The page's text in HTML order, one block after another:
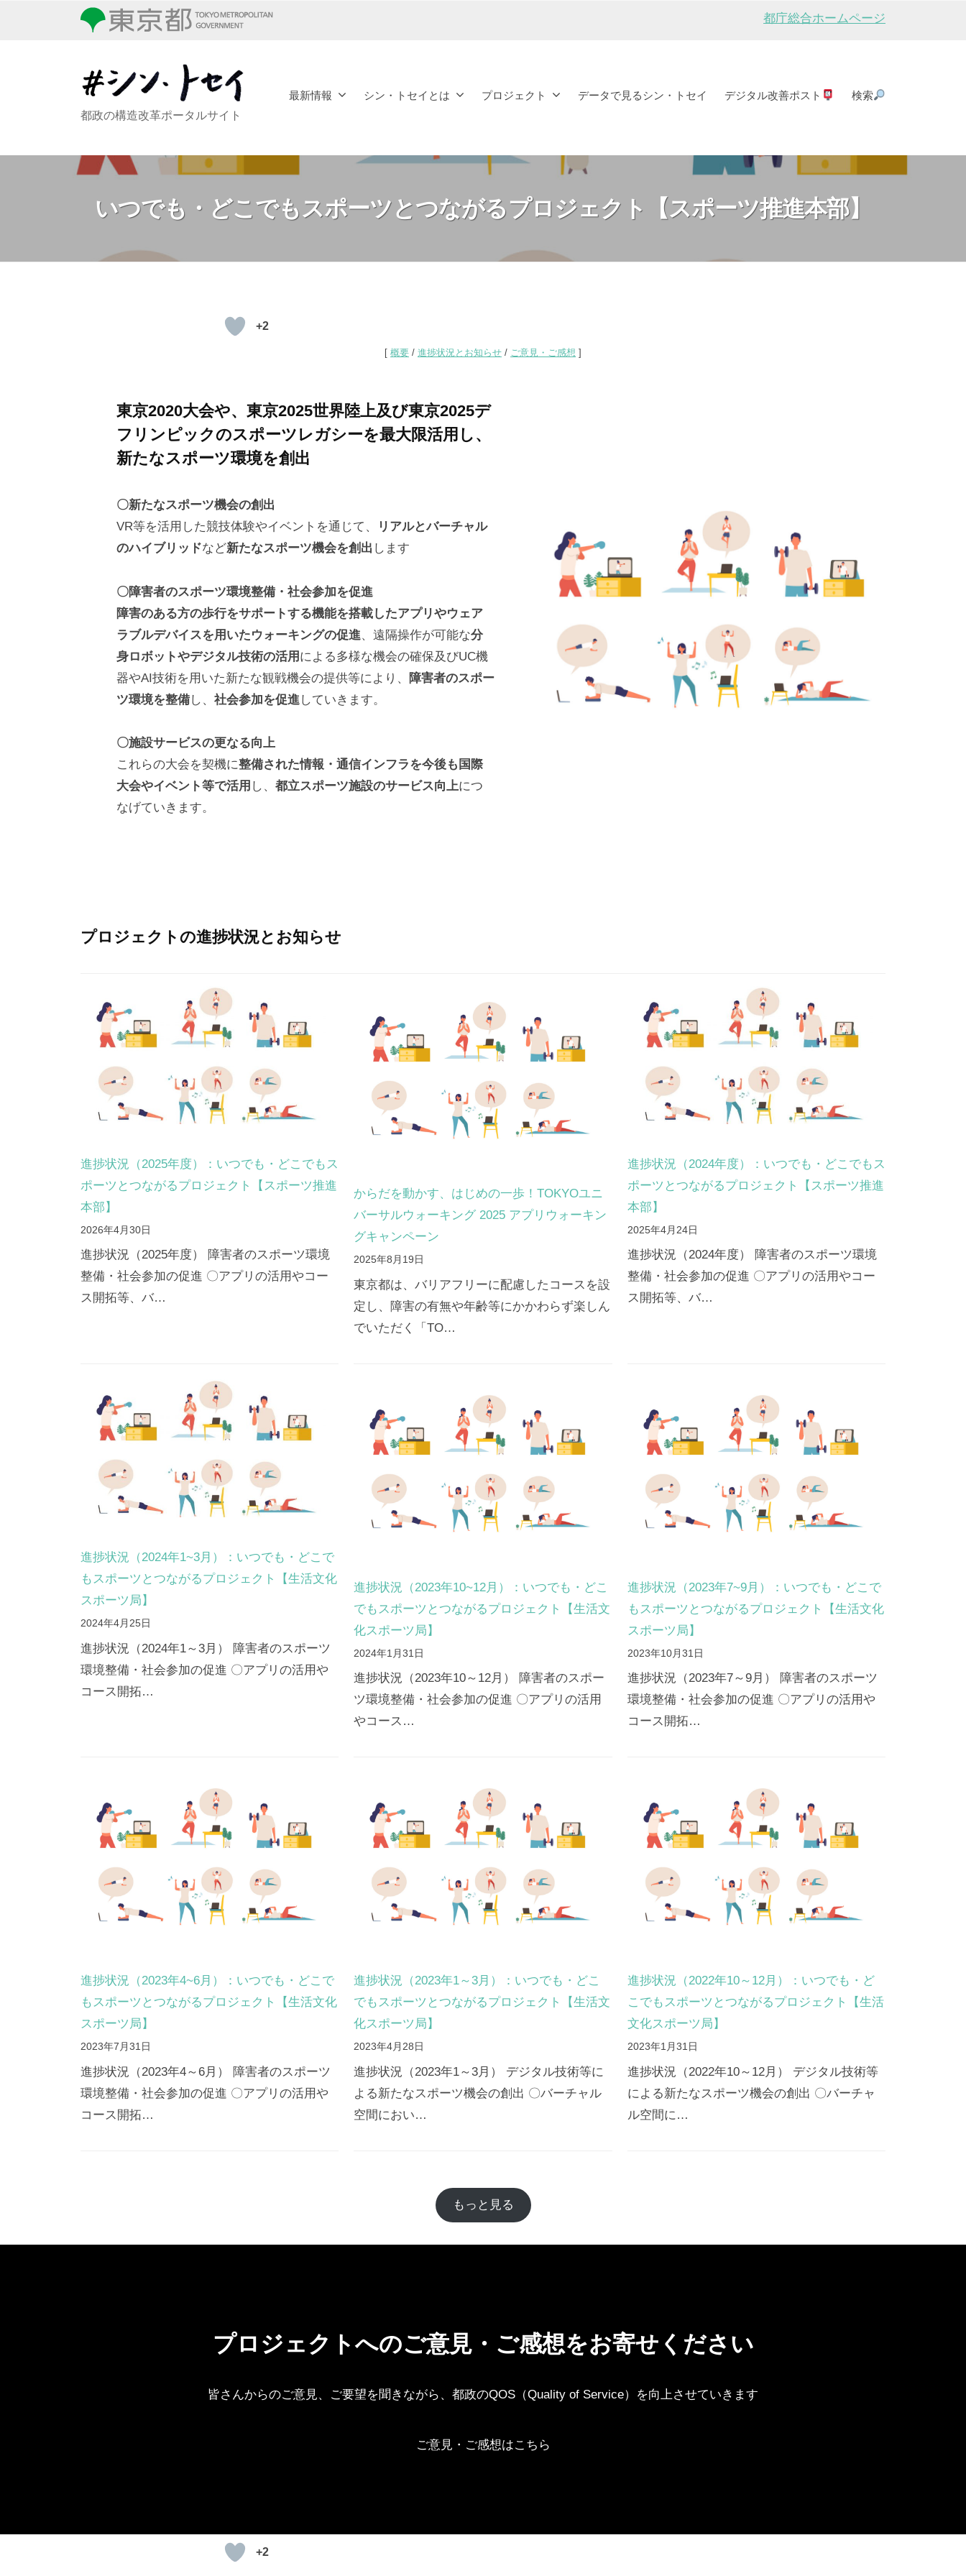
都庁総合ホームページ
シ
・
都政の構造改革ポータルサイト
最新情報 シン・トセイとは プロジェクト データで見るシン・トセイ デジタル改善ポスト 検索
いつでも・どこでもスポーツとつながるプロジェクト【スポーツ推進本部】
い
も・
ど
こ
で
ス
ポ
ー
ツ
と
つ
ロ
ェ
ク
ト
【ス
ー
推
進
6
日
by
+2
[ 概要 / 進捗状況とお知らせ / ご意見・ご感想 ]
東京2020大会や、東京2025世界陸上及び東京2025デ
フリンピックのスポーツレガシーを最大限活用し、
新たなスポーツ環境を創出
〇新たなスポーツ機会の創出
VR等を活用した競技体験やイベントを通じて、
リアルとバーチャル
のハイブリッドなど新たなスポーツ機会を創出 します
〇障害者のスポーツ環境整備・社会参加を促進
障害のある方の歩行をサポートする機能を搭載したアプリやウェア
ラブルデバイスを用いたウォーキングの促進、遠隔操作が可能な分
身ロボットやデジタル技術の活用 による多様な機会の確保及びUC機
器やAI技術を用いた新たな観戦機会の提供等により、 障害者のスポー
ツ環境を整備し、社会参加を促進 していきます。
〇施設サービスの更なる向上
これらの大会を契機に整備された情報・通信インフラを今後も国際
大会やイベント等で活用 し、都立スポーツ施設のサービス向上につ
なげていきます。
プロジェクトの進捗状況とお知らせ
進捗状況（2025年度）：いつでも・どこでもス
ポーツとつながるプロジェクト【スポーツ推進
本部】
2026年4月30日
進捗状況（2025年度） 障害者のスポーツ環境
整備・社会参加の促進 〇アプリの活用やコー
ス開拓等、バ…
からだを動かす、はじめの一歩！TOKYOユニ
バーサルウォーキング 2025 アプリウォーキン
グキャンペーン
2025年8月19日
東京都は、バリアフリーに配慮したコースを設
定し、障害の有無や年齢等にかかわらず楽しん
でいただく「TO…
進捗状況（2024年度）：いつでも・どこでもス
ポーツとつながるプロジェクト【スポーツ推進
本部】
2025年4月24日
進捗状況（2024年度） 障害者のスポーツ環境
整備・社会参加の促進 〇アプリの活用やコー
ス開拓等、バ…
進捗状況（2024年1~3月）：いつでも・どこで
もスポーツとつながるプロジェクト【生活文化
スポーツ局】
2024年4月25日
進捗状況（2024年1～3月） 障害者のスポーツ
環境整備・社会参加の促進 〇アプリの活用や
コース開拓…
進捗状況（2023年10~12月）：いつでも・どこ
でもスポーツとつながるプロジェクト【生活文
化スポーツ局】
2024年1月31日
進捗状況（2023年10～12月） 障害者のスポー
ツ環境整備・社会参加の促進 〇アプリの活用
やコース…
進捗状況（2023年7~9月）：いつでも・どこで
もスポーツとつながるプロジェクト【生活文化
スポーツ局】
2023年10月31日
進捗状況（2023年7～9月） 障害者のスポーツ
環境整備・社会参加の促進 〇アプリの活用や
コース開拓…
進捗状況（2023年4~6月）：いつでも・どこで
もスポーツとつながるプロジェクト【生活文化
スポーツ局】
2023年7月31日
進捗状況（2023年4～6月） 障害者のスポーツ
環境整備・社会参加の促進 〇アプリの活用や
コース開拓…
進捗状況（2023年1～3月）：いつでも・どこ
でもスポーツとつながるプロジェクト【生活文
化スポーツ局】
2023年4月28日
進捗状況（2023年1～3月） デジタル技術等に
よる新たなスポーツ機会の創出 〇バーチャル
空間におい…
進捗状況（2022年10～12月）：いつでも・ど
こでもスポーツとつながるプロジェクト【生活
文化スポーツ局】
2023年1月31日
進捗状況（2022年10～12月） デジタル技術等
による新たなスポーツ機会の創出 〇バーチャ
ル空間に…
もっと見る
プロジェクトへのご意見・ご感想をお寄せください
皆さんからのご意見、ご要望を聞きながら、都政のQOS（Quality of Service）を向上させていきます
ご意見・ご感想はこちら
+2
ン
セ
イ